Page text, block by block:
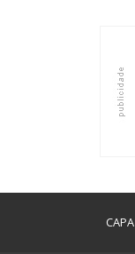
CAPA